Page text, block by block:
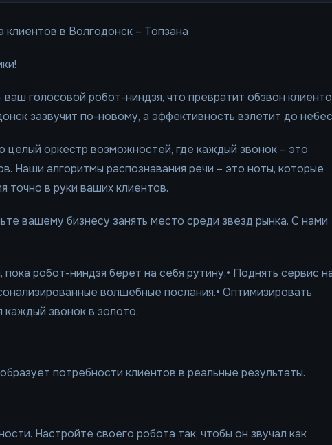
в Волгодонск – Топзана
голосовой робот-ниндзя, что превратит обзвон
зазвучит по-новому, а эффективность взлетит до
целый оркестр возможностей, где каждый звонок – это
Наши алгоритмы распознавания речи – это ноты, которые
точно в руки ваших клиентов.
вашему бизнесу занять место среди звезд рынка. С нами
робот-ниндзя берет на себя рутину.• Поднять сервис
волшебные послания.• Оптимизировать
каждый звонок в золото.
потребности клиентов в реальные результаты.
Настройте своего робота так, чтобы он звучал как